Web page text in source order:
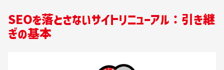
SEOを落とさないサイトリニューアル：引き継
ぎの基本